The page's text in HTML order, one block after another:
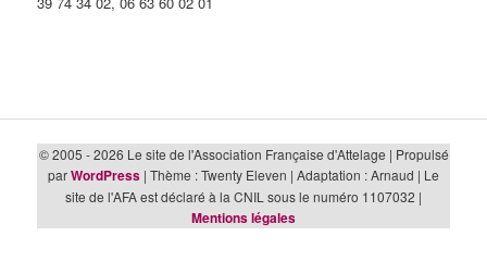
© 2005 - 2026 Le site de l'Association Française d'Attelage | Propulsé
parWordPress | Thème : Twenty Eleven | Adaptation : Arnaud | Le
site de l'AFA est déclaré à la CNIL sous le numéro 1107032 |
Mentions légales